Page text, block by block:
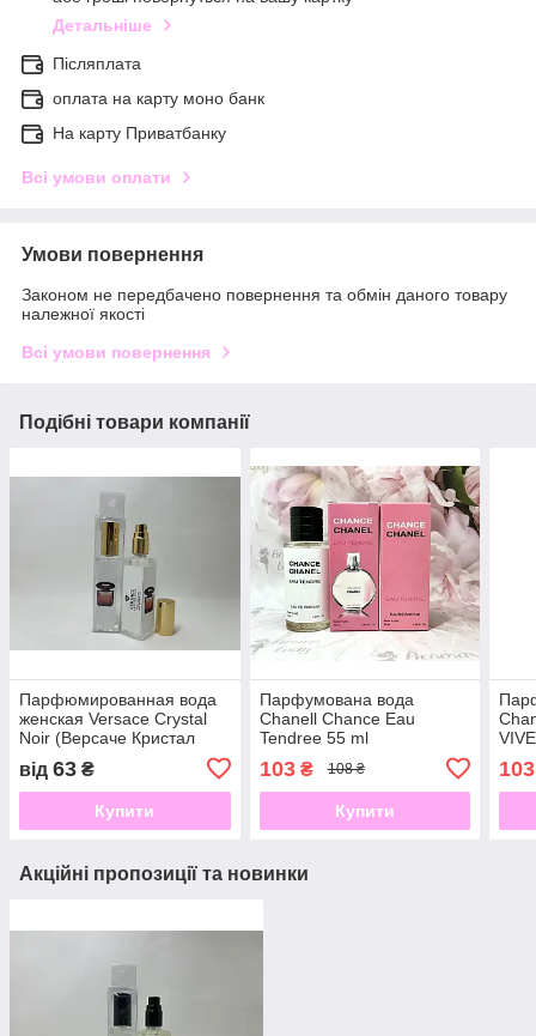
Детальніше
Післяплата
оплата на карту моно банк
На карту Приватбанку
Всі умови оплати
Умови повернення
Законом не передбачено повернення та обмін даного товару
належної якості
Всі умови повернення
Подібні товари компанії
Парфюмированная вода
женская Versace Crystal
Noir (Версаче Кристал
від 63 ₴
Купити
Парфумована вода
Chanell Chance Eau
Tendree 55 ml
103₴ 108 ₴
Купити
103
Акційні пропозиції та новинки